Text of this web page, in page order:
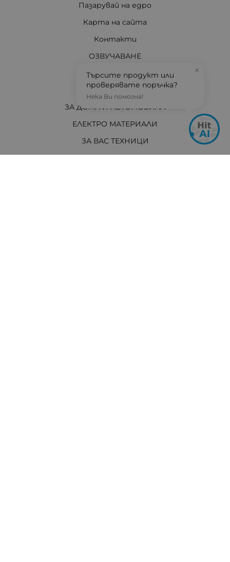
Пазарувай на едро
Карта на сайта
Контакти
ОЗВУЧАВАНЕ
ДИСТАНЦИОННИ
ОСВЕТЛЕНИЕ
ЗА ДОМА И АВТОМОБИЛА
ЕЛЕКТРО МАТЕРИАЛИ
ЗА ВАС ТЕХНИЦИ
ИЗТОЧНИЦИ НА ЕНЕРГИЯ
×
Търсите продукт или
проверявате поръчка?
Нека Ви помогна!